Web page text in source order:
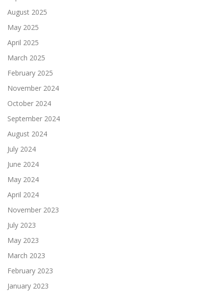
August 2025
May 2025
April 2025
March 2025
February 2025
November 2024
October 2024
September 2024
August 2024
July 2024
June 2024
May 2024
April 2024
November 2023
July 2023
May 2023
March 2023
February 2023
January 2023